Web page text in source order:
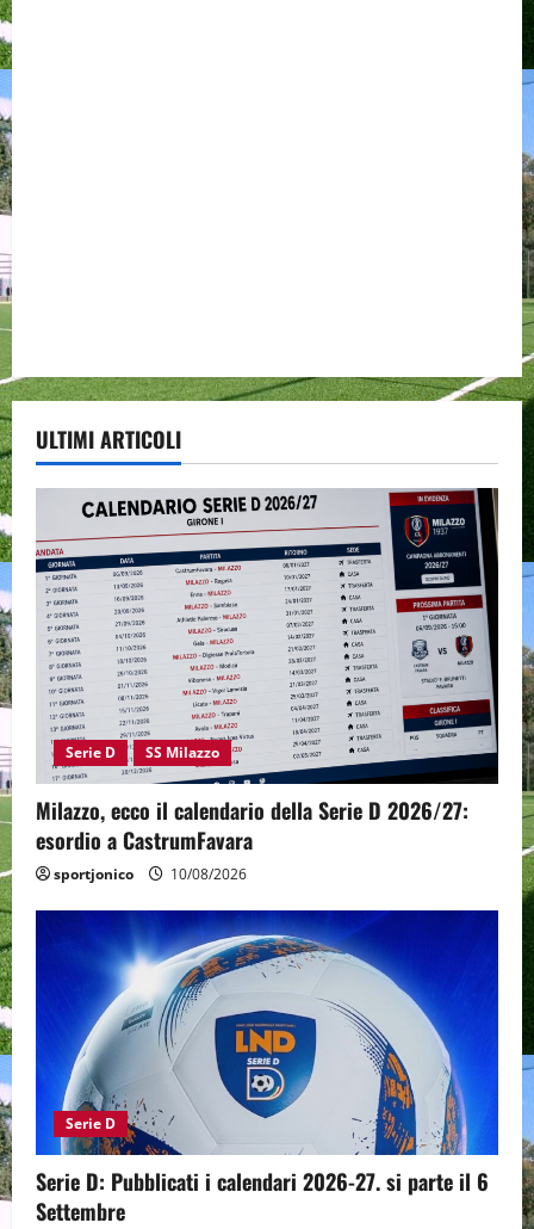
ULTIMI ARTICOLI
Serie D SS Milazzo
Milazzo, ecco il calendario della Serie D 2026/27:
esordio a CastrumFavara
sportjonico 10/08/2026
Serie D
Serie D: Pubblicati i calendari 2026-27. si parte il 6
Settembre